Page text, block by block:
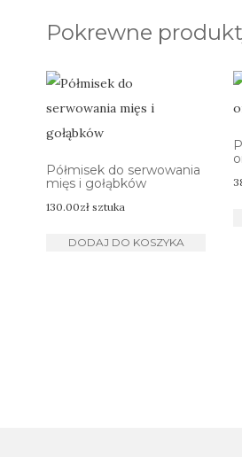
Pokrewne
Półmisek do serwowania
mięs i gołąbków
130.00zł sztuka
DODAJ DO KOSZYKA